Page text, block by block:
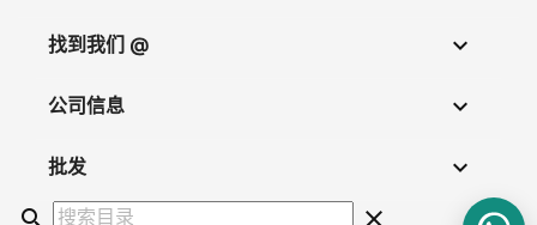
找到我们 @ 
公司信息 
批发

search
clear